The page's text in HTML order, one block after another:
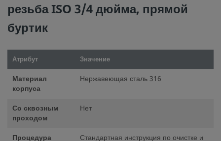
резьба ISO 3/4 дюйма, прямой
буртик
Атрибут Значение
Материал
корпуса
Нержавеющая сталь 316
Со сквозным
проходом
Нет
Процедура Стандартная инструкция по очистке и